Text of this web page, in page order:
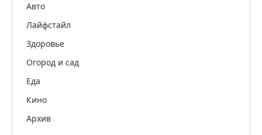
Авто
Лайфстайл
Здоровье
Огород и сад
Еда
Кино
Архив